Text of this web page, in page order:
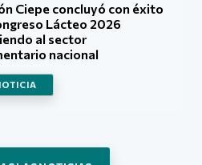
Ciepe concluyó con éxito
Lácteo 2026
al sector
nacional